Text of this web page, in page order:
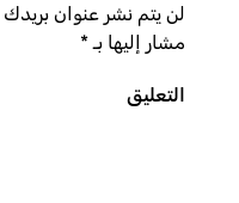
لن يتم نشر عنوان بريدك
مشار إليها بـ*
التعليق